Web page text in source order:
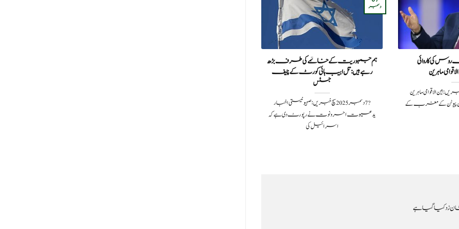
کی کاروائی
ماہرین
2022سچ خبریں:بین الاقوامی ماہرین
پیوٹن کے مغرب کے
ہم جمہوریت کے خاتمے کی طرف بڑھ
رہے ہیں: تل ابیب ہائی کورٹ کے چیف
جسٹس
?️ 7 دسمبر 2025سچ خبریں: صہیونیستی اخبار
یدعیوت احرونوت نے رپورٹ دی ہے کہ
اسرائیل کی
دسمبر
زد کیا گیا ہے